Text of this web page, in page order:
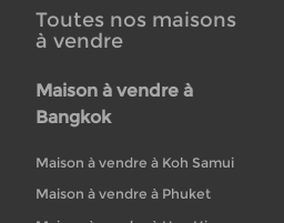
Toutes nos maisons
à vendre
Maison à vendre à
Bangkok
Maison à vendre à Koh Samui
Maison à vendre à Phuket